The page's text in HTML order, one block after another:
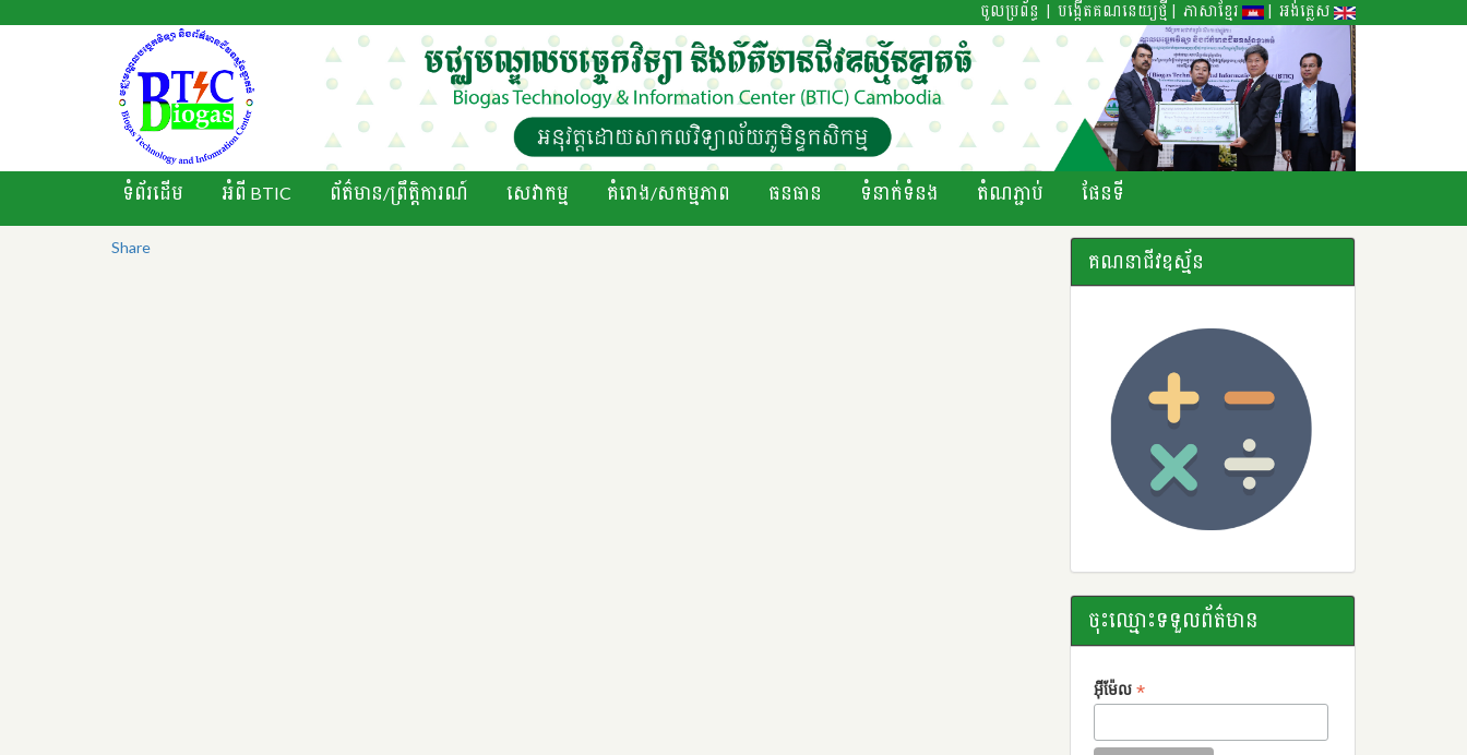
អង់គ្លេស
ភាសាខ្មែរ |
បង្កើតគណនេយ្យថ្មី |
ចូលប្រព័ន្ធ |
ទំព័រដើម អំពី BTIC ព័ត៌មាន/ព្រឹតិ្តការណ៍ សេវាកម្ម គំរោង/សកម្មភាព ធនធាន ទំនាក់ទំនង តំណភ្ជាប់ ផែនទី
Share
គណនាជីវឧស្ម័ន
ចុះឈ្មោះទទួលព័ត៌មាន
អ៊ីម៉ែល*